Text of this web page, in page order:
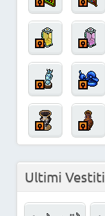
Ultimi Vestiti